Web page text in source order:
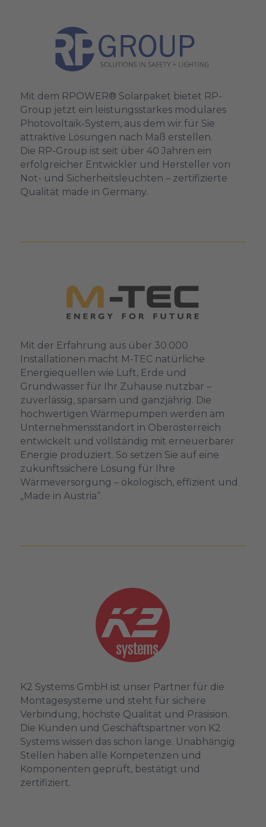
Mit dem RPOWER® Solarpaket bietet RP-
Group jetzt ein leistungsstarkes modulares
Photovoltaik-System, aus dem wir für Sie
attraktive Lösungen nach Maß erstellen.
Die RP-Group ist seit über 40 Jahren ein
erfolgreicher Entwickler und Hersteller von
Not- und Sicherheitsleuchten – zertifizierte
Qualität made in Germany.
Mit der Erfahrung aus über 30.000
Installationen macht M-TEC natürliche
Energiequellen wie Luft, Erde und
Grundwasser für Ihr Zuhause nutzbar –
zuverlässig, sparsam und ganzjährig. Die
hochwertigen Wärmepumpen werden am
Unternehmensstandort in Oberösterreich
entwickelt und vollständig mit erneuerbarer
Energie produziert. So setzen Sie auf eine
zukunftssichere Lösung für Ihre
Wärmeversorgung – ökologisch, effizient und
„Made in Austria“.
K2 Systems GmbH ist unser Partner für die
Montagesysteme und steht für sichere
Verbindung, höchste Qualität und Präsision.
Die Kunden und Geschäftspartner von K2
Systems wissen das schon lange. Unabhängig
Stellen haben alle Kompetenzen und
Komponenten geprüft, bestätigt und
zertifiziert.